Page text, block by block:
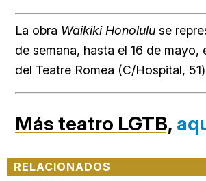
La obra Waikiki Honolulu se
de semana, hasta el 16 de mayo,
del Teatre Romea (C/Hospital,
Más teatro LGTB,
RELACIONADOS